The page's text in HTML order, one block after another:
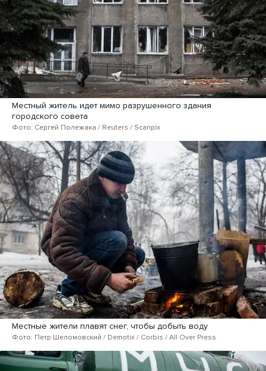
Местный житель идет мимо разрушенного здания
городского совета
Фото: Сергей Полежака / Reuters / Scanpix
Местные жители плавят снег, чтобы добыть воду
Фото: Петр Шеломовский / Demotix / Corbis / All Over Press